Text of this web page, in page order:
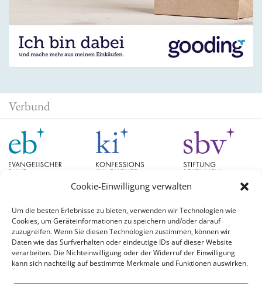
Cookie-Einwilligung verwalten
Um die besten Erlebnisse zu bieten, verwenden wir Technologien wie
Cookies, um Geräteinformationen zu speichern und/oder darauf
zuzugreifen. Wenn Sie diesen Technologien zustimmen, können wir
Daten wie das Surfverhalten oder eindeutige IDs auf dieser Website
verarbeiten. Die Nichteinwilligung oder der Widerruf der Einwilligung
kann sich nachteilig auf bestimmte Merkmale und Funktionen auswirken.
Verbund
Schlagwörter
#aufgetischt Christian Schad Diskussion EB Bayern EB Hessen Evangelische